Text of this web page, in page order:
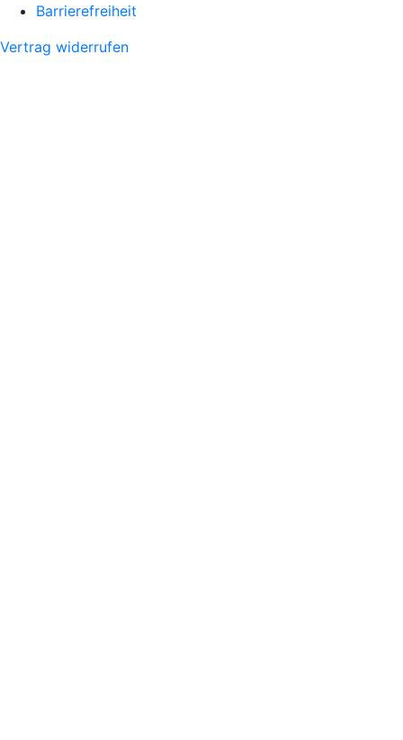
Barrierefreiheit
Vertrag widerrufen